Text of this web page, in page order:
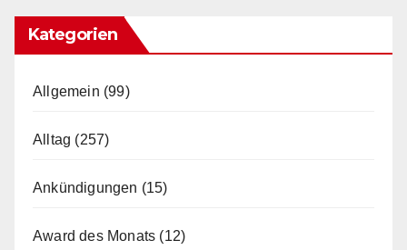
Kategorien
Allgemein (99)
Alltag (257)
Ankündigungen (15)
Award des Monats (12)